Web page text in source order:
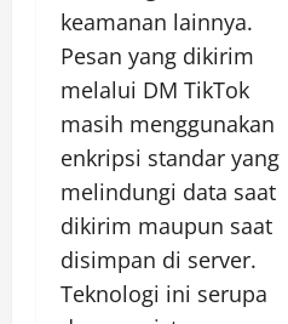
keamanan lainnya.
Pesan yang dikirim
melalui DM TikTok
masih menggunakan
enkripsi standar yang
melindungi data saat
dikirim maupun saat
disimpan di server.
Teknologi ini serupa